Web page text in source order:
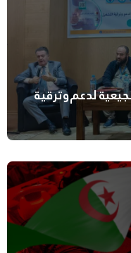
لدعم وترقية